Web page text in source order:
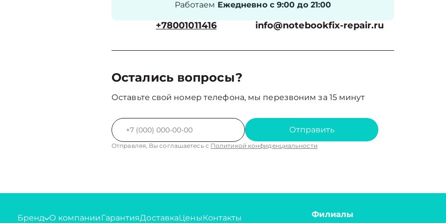
Работаем Ежедневно с 9:00 до 21:00
+78001011416 info@notebookfix-repair.ru
Остались вопросы?
Оставьте свой номер телефона, мы перезвоним за 15 минут
Отправить
Отправляя, Вы соглашаетесь с Политикой конфиденциальности
Бренд О компанииГарантияДоставкаЦеныКонтакты Филиалы